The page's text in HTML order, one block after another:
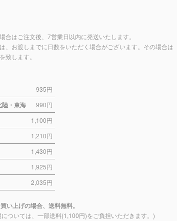
合はご注文後、7営業日以内に発送いたします。
、お渡しまでに日数をいただく場合がございます。その場合は
致します。
935円
陸・東海 990円
1,100円
1,210円
1,430円
1,925円
2,035円
い上げの場合、送料無料。
ついては、一部送料(1,100円)をご負担いただきます。)